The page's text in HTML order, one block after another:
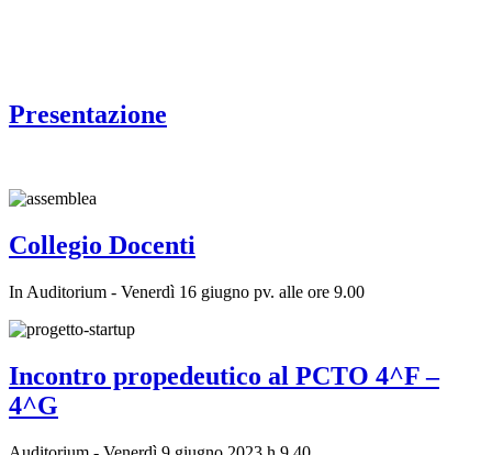
Presentazione
Collegio Docenti
In Auditorium - Venerdì 16 giugno pv. alle ore 9.00
Incontro propedeutico al PCTO 4^F –
4^G